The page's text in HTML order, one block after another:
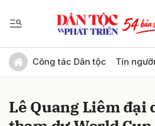
Công tác Dân tộc Tín
Lê Quang Liêm đại
Gửi bình luận